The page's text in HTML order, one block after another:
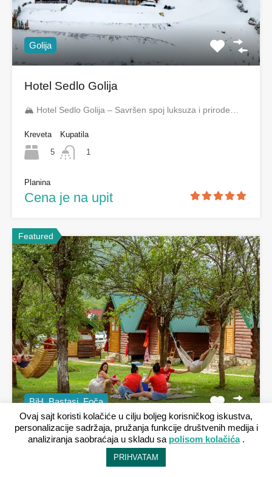
Golija
Hotel Sedlo Golija
Kreveta
Kupatila
Planina
Cena je na upit
Featured
BiH, Bastasi, Foča
Rafting kamp DMD
Ovaj sajt koristi kolačiće u cilju boljeg korisničkog iskustva,
personalizacije sadržaja, pružanja funkcije društvenih medija i
analiziranja saobraćaja u skladu sa polisom kolačića.
PRIHVATAM